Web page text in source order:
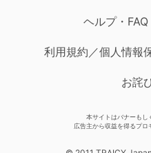
ヘルプ・
利用規約／個人情報
お詫
本サイトはバナーもし
広告主から収益を得るプロ